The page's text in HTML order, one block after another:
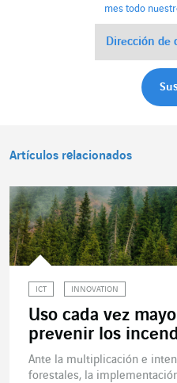
mes todo
Artículos relacionados
ICT INNOVATION
Uso cada vez
prevenir los
Ante la multiplicación e
forestales, la